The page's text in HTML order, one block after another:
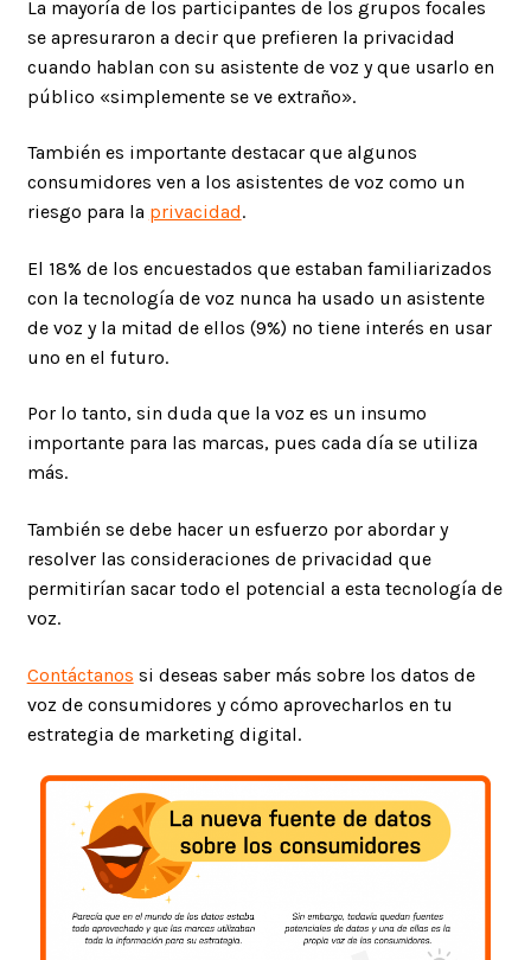
La mayoría de los participantes de los grupos focales
se apresuraron a decir que prefieren la privacidad
cuando hablan con su asistente de voz y que usarlo en
público «simplemente se ve extraño».
También es importante destacar que algunos
consumidores ven a los asistentes de voz como un
riesgo para la privacidad.
El 18% de los encuestados que estaban familiarizados
con la tecnología de voz nunca ha usado un asistente
de voz y la mitad de ellos (9%) no tiene interés en usar
uno en el futuro.
Por lo tanto, sin duda que la voz es un insumo
importante para las marcas, pues cada día se utiliza
más.
También se debe hacer un esfuerzo por abordar y
resolver las consideraciones de privacidad que
permitirían sacar todo el potencial a esta tecnología de
voz.
Contáctanos si deseas saber más sobre los datos de
voz de consumidores y cómo aprovecharlos en tu
estrategia de marketing digital.